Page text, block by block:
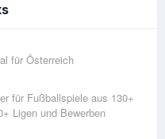
für Österreich
für Fußballspiele aus 130+
Ligen und Bewerben